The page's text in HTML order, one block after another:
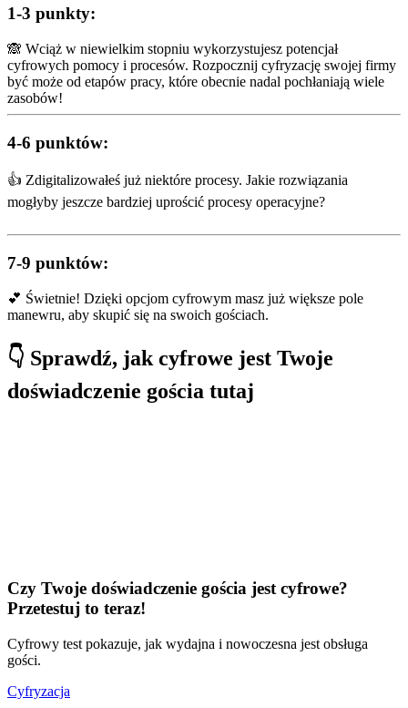
1-3 punkty:
🙈 Wciąż w niewielkim stopniu wykorzystujesz potencjał
cyfrowych pomocy i procesów. Rozpocznij cyfryzację swojej firmy
być może od etapów pracy, które obecnie nadal pochłaniają wiele
zasobów!
4-6 punktów:
👍 Zdigitalizowałeś już niektóre procesy. Jakie rozwiązania
mogłyby jeszcze bardziej uprościć procesy operacyjne?
7-9 punktów:
💕 Świetnie! Dzięki opcjom cyfrowym masz już większe pole
manewru, aby skupić się na swoich gościach.
👇 Sprawdź, jak cyfrowe jest Twoje
doświadczenie gościa tutaj
Czy Twoje doświadczenie gościa jest cyfrowe?
Przetestuj to teraz!
Cyfrowy test pokazuje, jak wydajna i nowoczesna jest obsługa
gości.
Cyfryzacja